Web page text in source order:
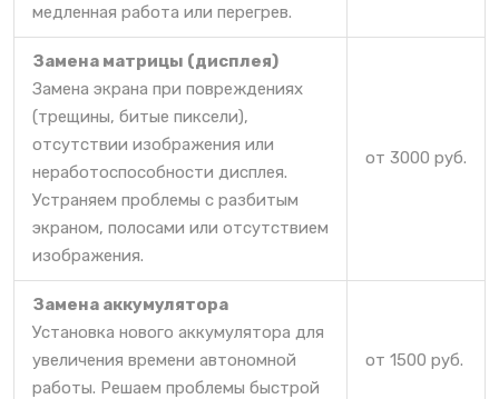
медленная работа или перегрев.
Замена матрицы (дисплея)
Замена экрана при повреждениях
(трещины, битые пиксели),
отсутствии изображения или
неработоспособности дисплея.
Устраняем проблемы с разбитым
экраном, полосами или отсутствием
изображения.
от 3000 руб.
Замена аккумулятора
Установка нового аккумулятора для
увеличения времени автономной
работы. Решаем проблемы быстрой
от 1500 руб.